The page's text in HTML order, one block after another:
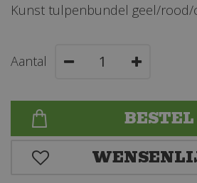
Kunst tulpenbundel geel/rood/
Aantal